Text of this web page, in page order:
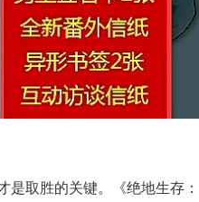
取胜的关键。《绝地生存：